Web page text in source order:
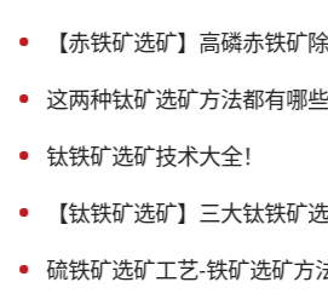
【赤铁矿选矿】高磷赤铁矿除
这两种钛矿选矿方法都有哪些
钛铁矿选矿技术大全！
【钛铁矿选矿】三大钛铁矿
硫铁矿选矿工艺-铁矿选矿方